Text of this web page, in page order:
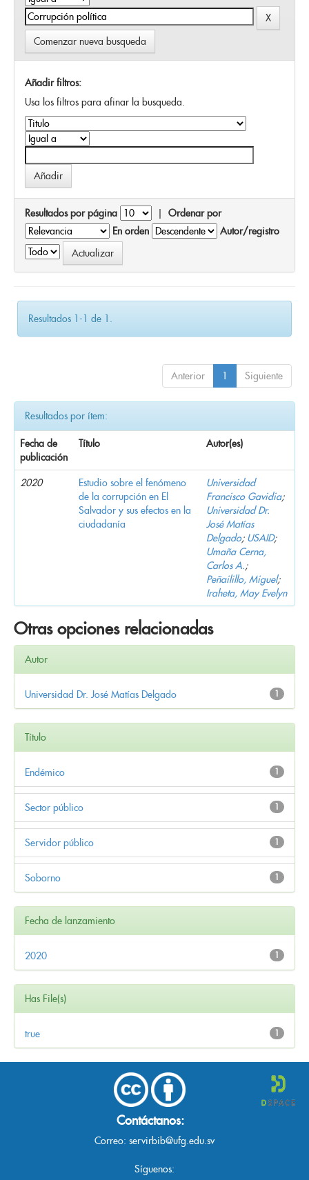
Comenzar nueva busqueda
Añadir filtros:
Usa los filtros para afinar la busqueda.
Resultados por página | Ordenar por
En orden
Autor/registro
Resultados 1-1 de 1.
Anterior 1 Siguiente
Resultados por ítem:
Fecha de
publicación
Título Autor(es)
2020
Estudio sobre el fenómeno
de la corrupción en El
Salvador y sus efectos en la
ciudadanía
Universidad
Francisco Gavidia;
Universidad Dr.
José Matías
Delgado; USAID;
Umaña Cerna,
Carlos A.;
Peñailillo, Miguel;
Iraheta, May Evelyn
Otras opciones relacionadas
Autor
1
Universidad Dr. José Matías Delgado
Título
1
Endémico
1
Sector público
1
Servidor público
1
Soborno
Fecha de lanzamiento
1
2020
Has File(s)
1
true
Contáctanos:
Correo: servirbib@ufg.edu.sv
Síguenos: